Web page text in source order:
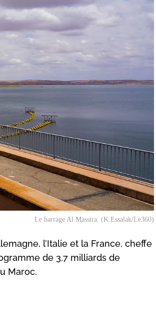
Le barrage Al Massira. (K.Essalak/Le360)
l’Italie et la France, cheffe
de 3,7 milliards de
Maroc.